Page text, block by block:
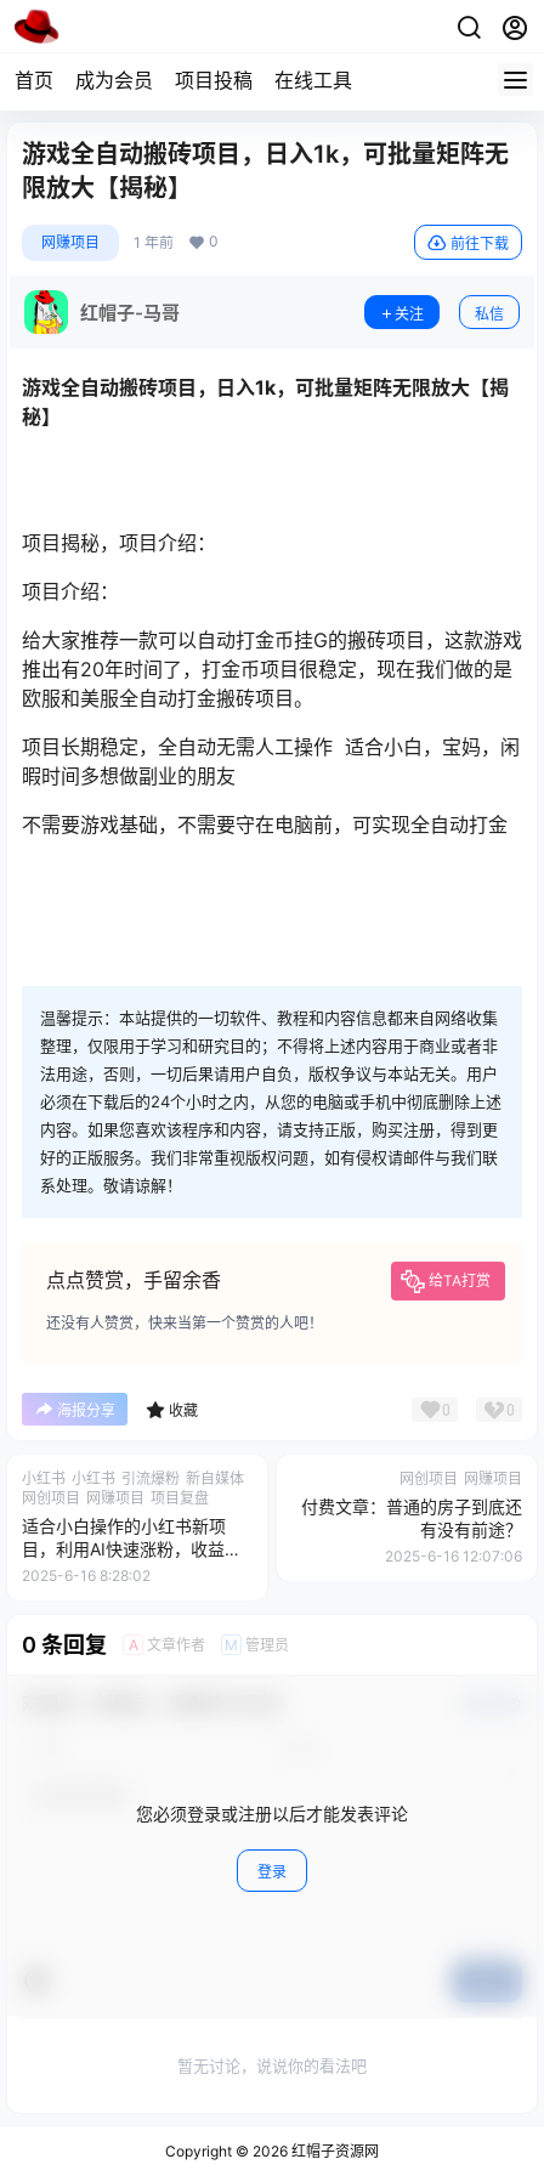
首页 成为会员 项目投稿 在线工具
游戏全自动搬砖项目，日入1k，可批量矩阵无
限放大【揭秘】
网赚项目 1 年前 0 前往下载
红帽子-马哥 关注 私信
游戏全自动搬砖项目，日入1k，可批量矩阵无限放大【揭
秘】
项目揭秘，项目介绍：
项目介绍：
给大家推荐一款可以自动打金币挂G的搬砖项目，这款游戏
推出有20年时间了，打金币项目很稳定，现在我们做的是
欧服和美服全自动打金搬砖项目。
项目长期稳定，全自动无需人工操作 适合小白，宝妈，闲
暇时间多想做副业的朋友
不需要游戏基础，不需要守在电脑前，可实现全自动打金
温馨提示：本站提供的一切软件、教程和内容信息都来自网络收集
整理，仅限用于学习和研究目的；不得将上述内容用于商业或者非
法用途，否则，一切后果请用户自负，版权争议与本站无关。用户
必须在下载后的24个小时之内，从您的电脑或手机中彻底删除上述
内容。如果您喜欢该程序和内容，请支持正版，购买注册，得到更
好的正版服务。我们非常重视版权问题，如有侵权请邮件与我们联
系处理。敬请谅解！
点点赞赏，手留余香 给TA打赏
还没有人赞赏，快来当第一个赞赏的人吧！
海报分享 收藏 0 0
小红书 小红书 引流爆粉 新自媒体
网创项目
网赚项目 项目复盘
适合小白操作的小红书新项
目，利用AI快速涨粉，收益每
月平均1W+
2025-6-16 8:28:02
网创项目 网赚项目
付费文章：普通的房子到底还
有没有前途？
2025-6-16 12:07:06
0 条回复 A 文章作者 M 管理员
您必须登录或注册以后才能发表评论
登录
暂无讨论，说说你的看法吧
Copyright © 2026 红帽子资源网